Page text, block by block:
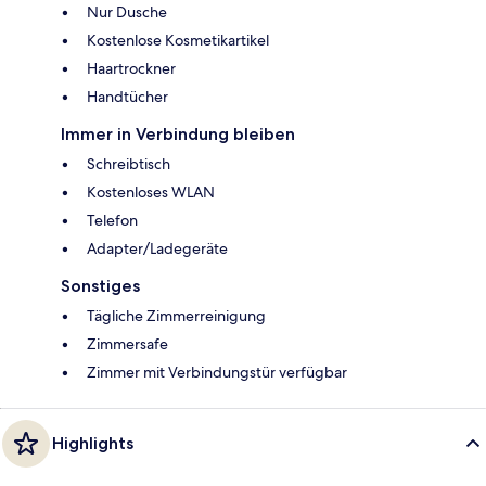
Nur Dusche
Kostenlose Kosmetikartikel
Haartrockner
Handtücher
Immer in Verbindung bleiben
Schreibtisch
Kostenloses WLAN
Telefon
Adapter/Ladegeräte
Sonstiges
Tägliche Zimmerreinigung
Zimmersafe
Zimmer mit Verbindungstür verfügbar
Highlights